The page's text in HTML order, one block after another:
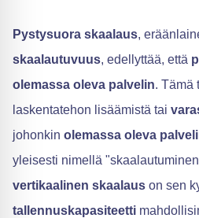
Pystysuora skaalaus,
skaalautuvuus, edellyttää, että
olemassa oleva palvelin. Tämä
laskentatehon lisäämistä tai
johonkin olemassa oleva
yleisesti nimellä
vertikaalinen skaalaus on sen
tallennuskapasiteetti